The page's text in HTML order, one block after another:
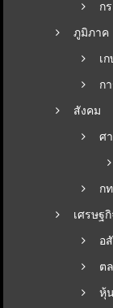
ก
ภูมิภาค
เ
ก
สังคม
ศ
ก
เศรษฐกิ
อ
ต
หุ้